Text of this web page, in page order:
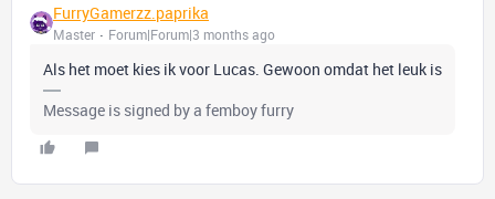
FurryGamerzz.paprika
Master Forum|Forum|3 months ago
Als het moet kies ik voor Lucas. Gewoon omdat het leuk is
Message is signed by a femboy furry